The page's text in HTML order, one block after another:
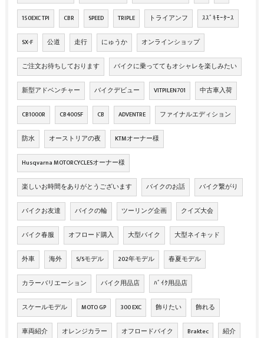
150EXC TPI CBR SPEED TRIPLE トライアンフ ｽｽﾞｷﾓｰﾀｰｽ
SX-F 公道 走行 にゅうか オンラインショップ
ご注文お待ちしております バイクに乗っててもオシャレを楽しみたい
新型アドベンチャー バイクデビュー VITPILEN701 中古車入荷
CB1000R CB400SF CB ADVENTRE ファイナルエディション
防水 オーストリアの夜 KTMオーナー様
Husqvarna MOTORCYCLESオーナー様
楽しいお時間をありがとうございます バイクのお話 バイク繋がり
バイクお友達 バイクの輪 ツーリング企画 クイズ大会
バイク春服 オフロード購入 大型バイク 大型ネイキッド
外車 海外 S/Sモデル 202年モデル 春夏モデル
カラーバリエーション バイク用品店 ﾊﾞｲｸ用品店
スケールモデル MOTO GP 300 EXC 飾りたい 飾れる
車両紹介 オレンジカラー オフロードバイク Braktec 紹介